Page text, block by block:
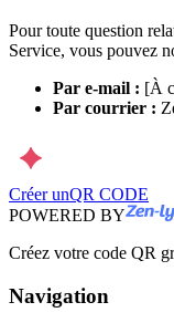
Pour toute question
Service, vous pouvez
Par e-mail : [À
Par courrier :
Créer unQR CODE
POWERED BY
Créez votre code QR
Navigation